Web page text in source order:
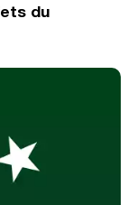
du